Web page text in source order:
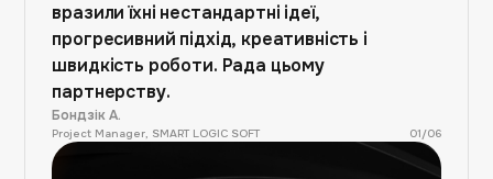
вразили їхні нестандартні ідеї,
прогресивний підхід, креативність і
швидкість роботи. Рада цьому
партнерству.
Бондзік А.
Project Manager, SMART LOGIC SOFT 01/06